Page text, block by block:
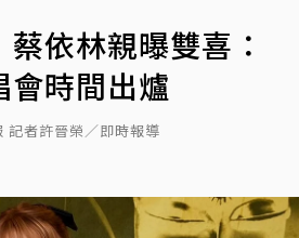
依林親曝雙喜：
會時間出爐
記者許晉榮／即時報導